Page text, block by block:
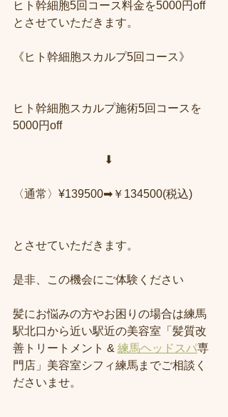
ヒト幹細胞5回コース料金を5000円off
とさせていただきます。
《ヒト幹細胞スカルプ5回コース》
ヒト幹細胞スカルプ施術5回コースを
5000円off
⬇︎
〈通常〉¥139500➡︎￥134500(税込)
とさせていただきます。
是非、この機会にご体験ください
髪にお悩みの方やお困りの場合は練馬
駅北口から近い駅近の美容室「髪質改
善トリートメント & 練馬ヘッドスパ専
門店」美容室シフィ練馬までご相談く
ださいませ。